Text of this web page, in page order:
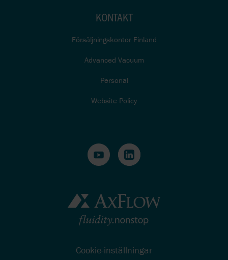
KONTAKT
Försäljningskontor Finland
Advanced Vacuum
Personal
Website Policy
Cookie-inställningar